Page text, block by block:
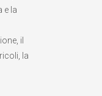
e la
il
la